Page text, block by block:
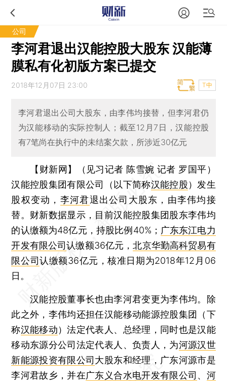
公司
李河君退出汉能控股大股东 汉能薄
膜私有化初版方案已提交
2018年12月07日 23:00 T中
李河君退出公司大股东，由李伟均接替，但李河君仍
为汉能移动的实际控制人；截至12月7日，汉能控股
有7笔尚在执行中的未结案欠款，所涉近30亿元
【财新网】（见习记者 陈雪婉 记者 罗国平）
汉能控股集团有限公司（以下简称汉能控股）发生
股权变动， 李河君退出公司大股东，由李伟均接
替。财新数据显示，目前汉能控股集团股东李伟均
的认缴额为48亿元，持股比例40%； 广东东江电力
开发有限公司认缴额36亿元，北京华勤高科贸易有
限公司认缴额36亿元，核准日期为2018年12月06
日。
汉能控股董事长也由李河君变更为李伟均。除
此之外，李伟均还担任汉能移动能源控股集团（下
称汉能移动）法定代表人、总经理，同时也是汉能
移动东源分公司法定代表人、负责人，为河源汉世
新能源投资有限公司 大股东和经理，广东河源市是
李河君故乡，并在广东义合水电开发有限公司 、 河